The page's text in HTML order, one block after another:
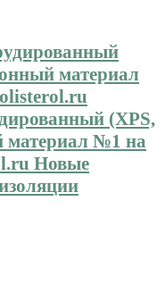
(XPS,
материал №1 на
Новые